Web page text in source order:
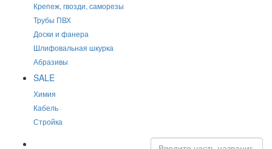
Крепеж, гвозди, саморезы
Трубы ПВХ
Доски и фанера
Шлифовальная шкурка
Абразивы
SALE
Химия
Кабель
Стройка